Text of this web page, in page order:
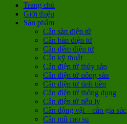
Trang chủ
Giới thiệu
Sản phẩm
Cân sàn điện tử
Cân bàn điện tử
Cân đếm điện tử
Cân kỹ thuật
Cân điện tử thủy sản
Cân điện tử nông sản
Cân điện tử tính tiền
Cân điện tử thông dụng
Cân điện tử tiểu ly
Cân động vật – cân gia súc
Cân mũ cao su